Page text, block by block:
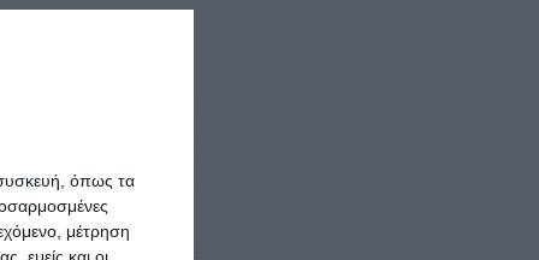
όπως τα
μέτρηση
εμείς και οι